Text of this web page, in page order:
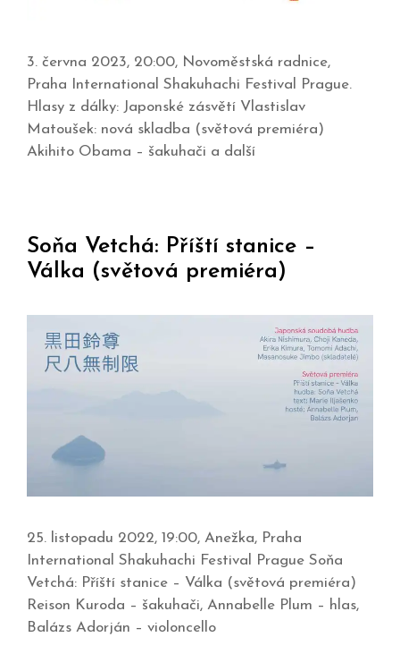
3. června 2023, 20:00, Novoměstská radnice,
Praha International Shakuhachi Festival Prague.
Hlasy z dálky: Japonské zásvětí Vlastislav
Matoušek: nová skladba (světová premiéra)
Akihito Obama – šakuhači a další
Soňa Vetchá: Příští stanice –
Válka (světová premiéra)
25. listopadu 2022, 19:00, Anežka, Praha
International Shakuhachi Festival Prague Soňa
Vetchá: Příští stanice – Válka (světová premiéra)
Reison Kuroda – šakuhači, Annabelle Plum – hlas,
Balázs Adorján – violoncello